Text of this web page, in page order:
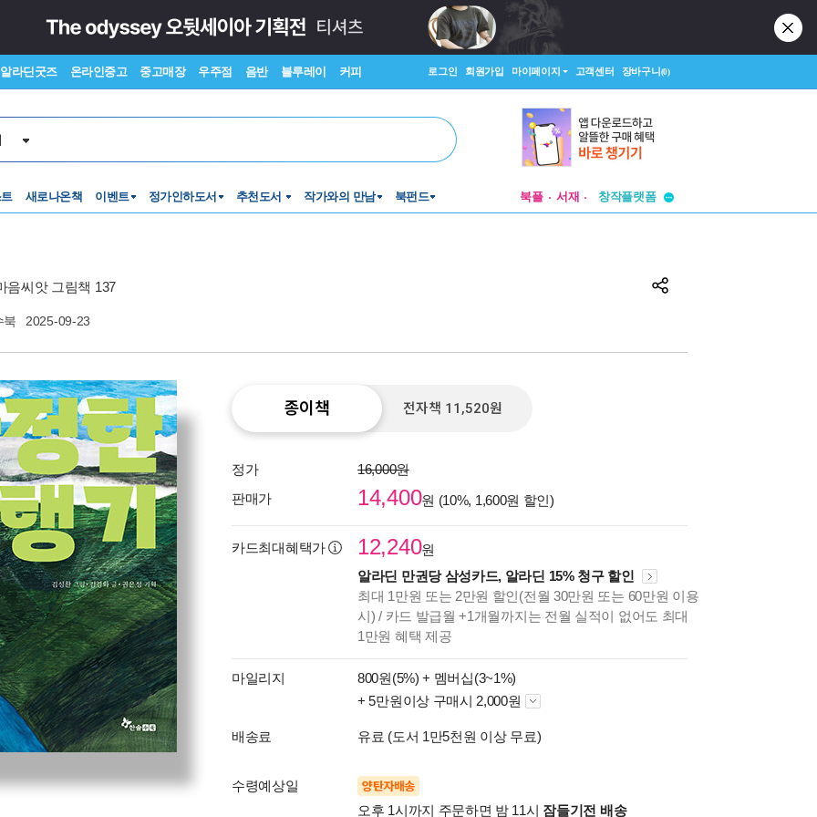
알라딘굿즈 온라인중고 중고매장 우주점 음반 블루레이 커피 로그인 회원가입 마이페이지 고객센터 장바구니(0)
새로나온책 이벤트 정가인하도서 추천도서 작가와의 만남 북펀드 북플 서재
투비컨티뉴드
투비컨티뉴드
음씨앗 그림책 137
북 2025-09-23
종이책 전자책 11,520원
정가
16,000원
판매가
14,400원 (10%, 1,600원 할인)
카드최대혜택가 12,240원
알라딘 만권당 삼성카드, 알라딘 15% 청구 할인
최대 1만원 또는 2만원 할인(전월 30만원 또는 60만원 이용
시) / 카드 발급월 +1개월까지는 전월 실적이 없어도 최대
1만원 혜택 제공
마일리지 800원(5%) + 멤버십(3~1%)
+ 5만원이상 구매시 2,000원
배송료 유료 (도서 1만5천원 이상 무료)
수령예상일 양탄자배송
오후 1시까지 주문하면 밤 11시 잠들기전 배송